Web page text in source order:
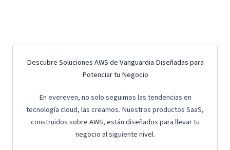
Descubre Soluciones AWS de Vanguardia Diseñadas para
Potenciar tu Negocio
En evereven, no solo seguimos las tendencias en
tecnología cloud, las creamos. Nuestros productos SaaS,
construidos sobre AWS, están diseñados para llevar tu
negocio al siguiente nivel.